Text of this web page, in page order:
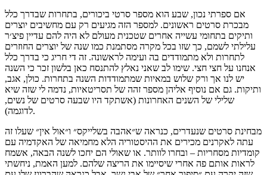
אם ספרתי נכון, שבע הוא מספר סרטי ביכורים, בתחרות שבדרך כלל
מבכרת סרטים ראשונים. למספר הזה מגיעים רק עם מחשיבים יוצרים
ותיקים בתחומי עשייה אחרים שטכנית מעולם לא היה להם עדיין פיצ׳ר
עלילתי לשמם, כך שזו בכל מקרה מסתמנת כמו שנה של יוצרים החוזרים
לתחרות ולא מתמודדים בה ועימה לראשונה. זה די חריג כי בדרך כלל
אנחנו על חצי חצי. שימו לב שאני נאלץ להתנסח כאן בלשון זכר כי השנה
יש לנו אך ורק שלוש במאיות שמתמודדות השנה בתחרות. כולן, אגב,
ותיקות. גם אם נוסיף אליהן מספר זהה של תסריטאיות, נדמה לי שזה שיא
שלילי של השנים האחרונות (אשתקד היו שבעה סרטים של נשים,
לדוגמה).
מבחינת סרטים שנעדרים, כנראה ש״אהבה בשלייקס״ ו״אול אין״ שעלו זה
עתה לאקרנים מכירים את ההיסטוריה הלא מחמיאה של האקדמיה עם
קומדיות מסחריות – ובחרו לוותר. או שאולי הם יחכו לשנה הבאה, אשמח
לראות אותם פה אחרי שיסיימו את הריצה שלהם. למען האמת, ניחשתי